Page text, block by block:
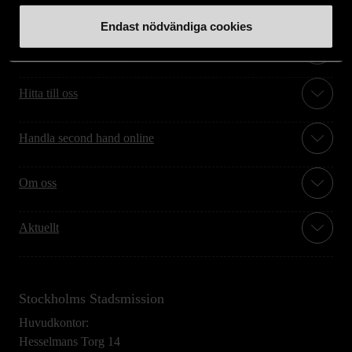
Endast nödvändiga cookies
Stöd oss
Hitta till oss
Handla second hand online
Om oss
Aktuellt
Stockholms Stadsmission
Huvudkontor:
Hesselmans Torg 14